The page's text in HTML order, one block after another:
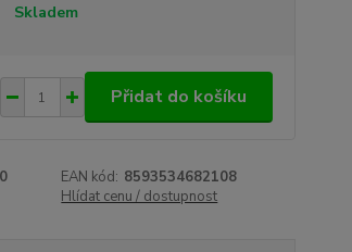
Skladem
Přidat do košíku
EAN kód: 8593534682108
Hlídat cenu / dostupnost